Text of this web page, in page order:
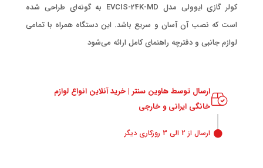
کولر گازی ایوولی مدل EVCIS-24K-MD به گونه‌ای طراحی شده
است که نصب آن آسان و سریع باشد. این دستگاه همراه با تمامی
لوازم جانبی و دفترچه راهنمای کامل ارائه می‌شود
ارسال توسط هاوین سنتر | خرید آنلاین انواع لوازم
خانگی ایرانی و خارجی
ارسال از 2 الی 3 روزکاری دیگر